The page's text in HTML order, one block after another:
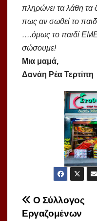
πληρώνει τα λάθη τα
πως αν σωθεί το
….όμως το παιδί
σώσουμε!
Μια μαμά,
Δανάη Ρέα Τερτίπη
Πλοήγηση
O Σύλλογος
Εργαζομένων